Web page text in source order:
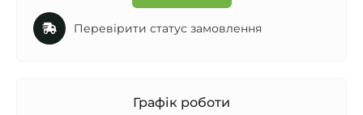
Перевірити статус замовлення
Графік роботи